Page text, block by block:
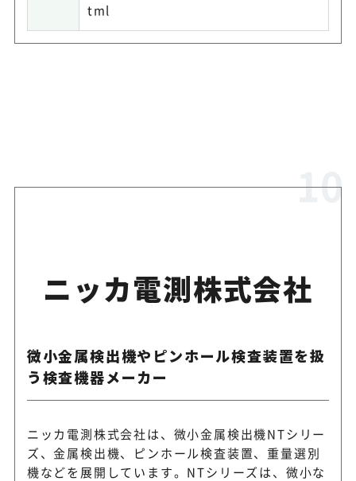
tml
ニッカ電測株式会社
微小金属検出機やピンホール検査装置を扱
う検査機器メーカー
ニッカ電測株式会社は、微小金属検出機NTシリー
ズ、金属検出機、ピンホール検査装置、重量選別
機などを展開しています。NTシリーズは、微小な